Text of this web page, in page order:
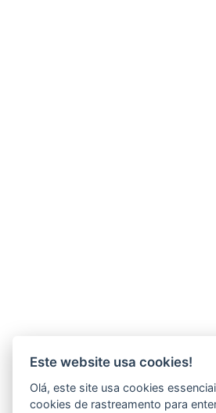
Este website usa cookies!
Olá, este site usa cookies
cookies de rastreamento para